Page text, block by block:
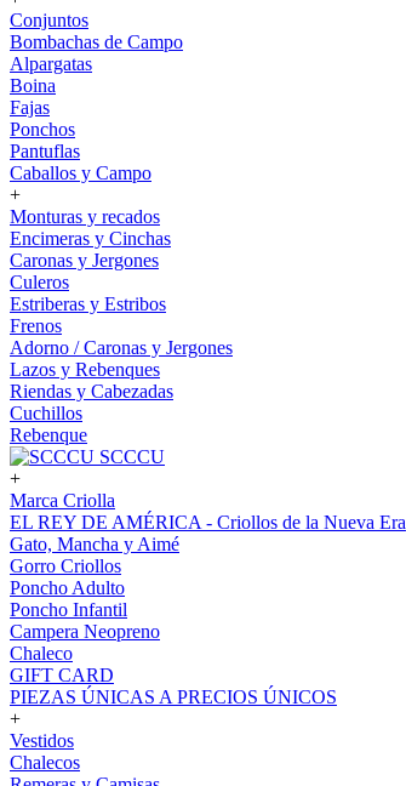
Conjuntos
Bombachas de Campo
Alpargatas
Boina
Fajas
Ponchos
Pantuflas
Caballos y Campo
+
Monturas y recados
Encimeras y Cinchas
Caronas y Jergones
Culeros
Estriberas y Estribos
Frenos
Adorno / Caronas y Jergones
Lazos y Rebenques
Riendas y Cabezadas
Cuchillos
Rebenque
SCCCU
+
Marca Criolla
EL REY DE AMÉRICA - Criollos de la Nueva Era
Gato, Mancha y Aimé
Gorro Criollos
Poncho Adulto
Poncho Infantil
Campera Neopreno
Chaleco
GIFT CARD
PIEZAS ÚNICAS A PRECIOS ÚNICOS
+
Vestidos
Chalecos